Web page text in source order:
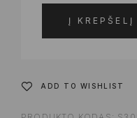
Į KREPŠELĮ
ADD TO WISHLIST